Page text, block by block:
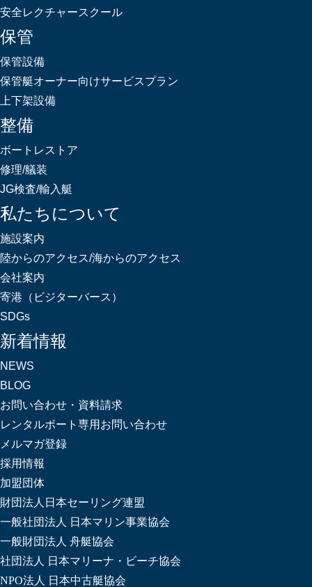
安全レクチャースクール
保管
保管設備
保管艇オーナー向けサービスプラン
上下架設備
整備
ボートレストア
修理/艤装
JG検査/輸入艇
私たちについて
施設案内
陸からのアクセス/海からのアクセス
会社案内
寄港（ビジターバース）
SDGs
新着情報
NEWS
BLOG
お問い合わせ・資料請求
レンタルボート専用お問い合わせ
メルマガ登録
採用情報
加盟団体
財団法人日本セーリング連盟
一般社団法人 日本マリン事業協会
一般財団法人 舟艇協会
社団法人 日本マリーナ・ビーチ協会
NPO法人 日本中古艇協会